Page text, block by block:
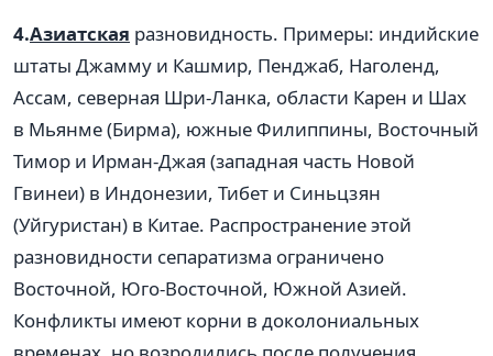
4.Азиатская разновидность. Примеры: индийские
штаты Джамму и Кашмир, Пенджаб, Наголенд,
Ассам, северная Шри-Ланка, области Карен и Шах
в Мьянме (Бирма), южные Филиппины, Восточный
Тимор и Ирман-Джая (западная часть Новой
Гвинеи) в Индонезии, Тибет и Синьцзян
(Уйгуристан) в Китае. Распространение этой
разновидности сепаратизма ограничено
Восточной, Юго-Восточной, Южной Азией.
Конфликты имеют корни в доколониальных